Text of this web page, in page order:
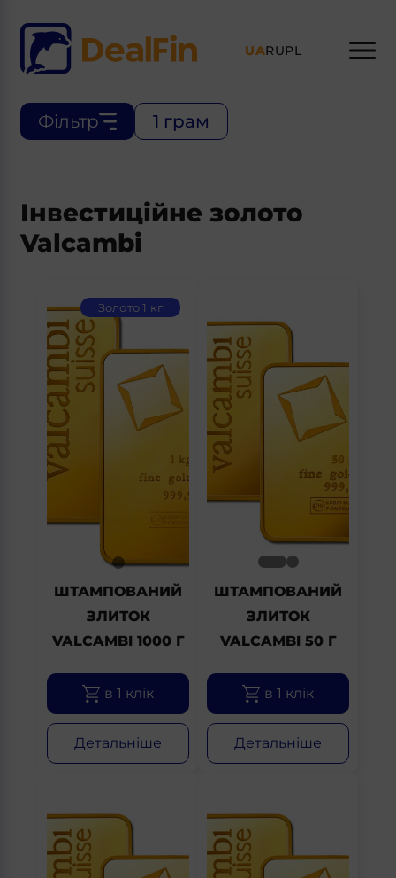
UARUPL
Фільтр 1 грам
Інвестиційне золото
Valcambi
Золото 1 кг
ШТАМПОВАНИЙ
ЗЛИТОК
VALCAMBI 1000 Г
в 1 клік
Детальніше
ШТАМПОВАНИЙ
ЗЛИТОК
VALCAMBI 50 Г
в 1 клік
Детальніше